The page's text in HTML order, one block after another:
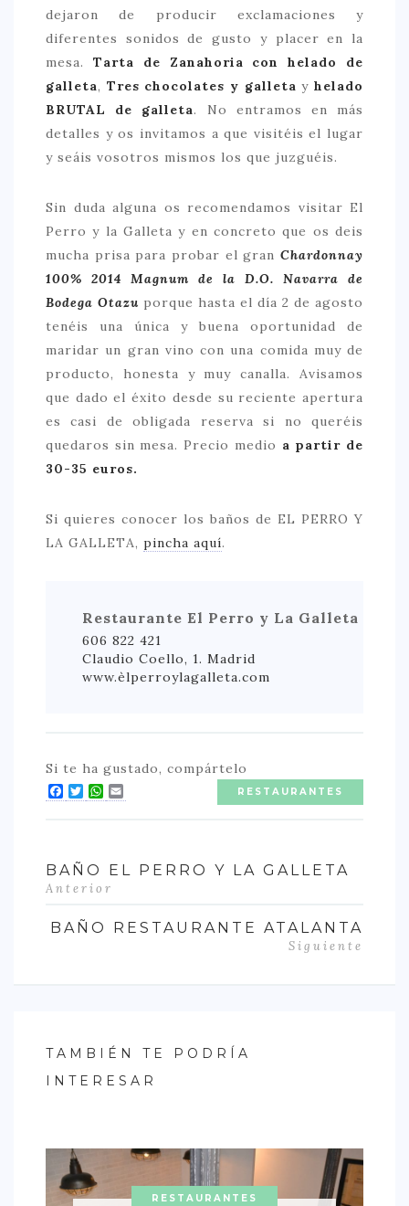
dejaron de producir exclamaciones y
diferentes sonidos de gusto y placer en la
mesa. Tarta de Zanahoria con helado de
galleta, Tres chocolates y galleta yhelado
BRUTAL de galleta. No entramos en más
detalles y os invitamos a que visitéis el lugar
y seáis vosotros mismos los que juzguéis.
Sin duda alguna os recomendamos visitar El
Perro y la Galleta y en concreto que os deis
mucha prisa para probar el gran Chardonnay
100% 2014 Magnum de la D.O. Navarra de
Bodega Otazu porque hasta el día 2 de agosto
tenéis una única y buena oportunidad de
maridar un gran vino con una comida muy de
producto, honesta y muy canalla. Avisamos
que dado el éxito desde su reciente apertura
es casi de obligada reserva si no queréis
quedaros sin mesa. Precio medio a partir de
30-35 euros.
Si quieres conocer los baños de EL PERRO Y
LA GALLETA, pincha aquí.
Restaurante El Perro y La Galleta
606 822 421
Claudio Coello, 1. Madrid
www.èlperroylagalleta.com
Si te ha gustado, compártelo
Facebook
Twitter
WhatsApp RESTAURANTES
BAÑO EL PERRO Y LA GALLETA
Anterior
BAÑO RESTAURANTE ATALANTA
Siguiente
TAMBIÉN TE PODRÍA
INTERESAR
RESTAURANTES